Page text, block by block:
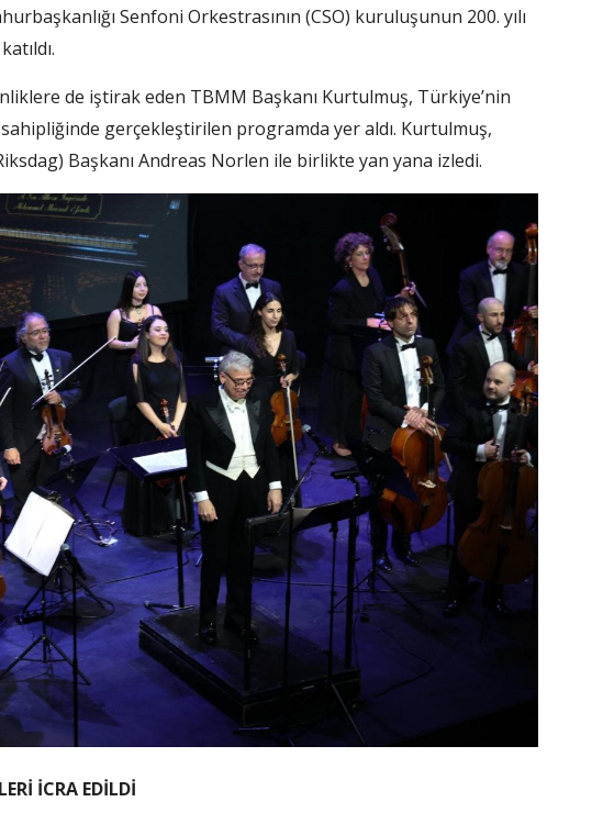
Senfoni Orkestrasının (CSO) kuruluşunun 200. yılı
de iştirak eden TBMM Başkanı Kurtulmuş, Türkiye’nin
gerçekleştirilen programda yer aldı. Kurtulmuş,
Başkanı Andreas Norlen ile birlikte yan yana izledi.
İCRA EDİLDİ